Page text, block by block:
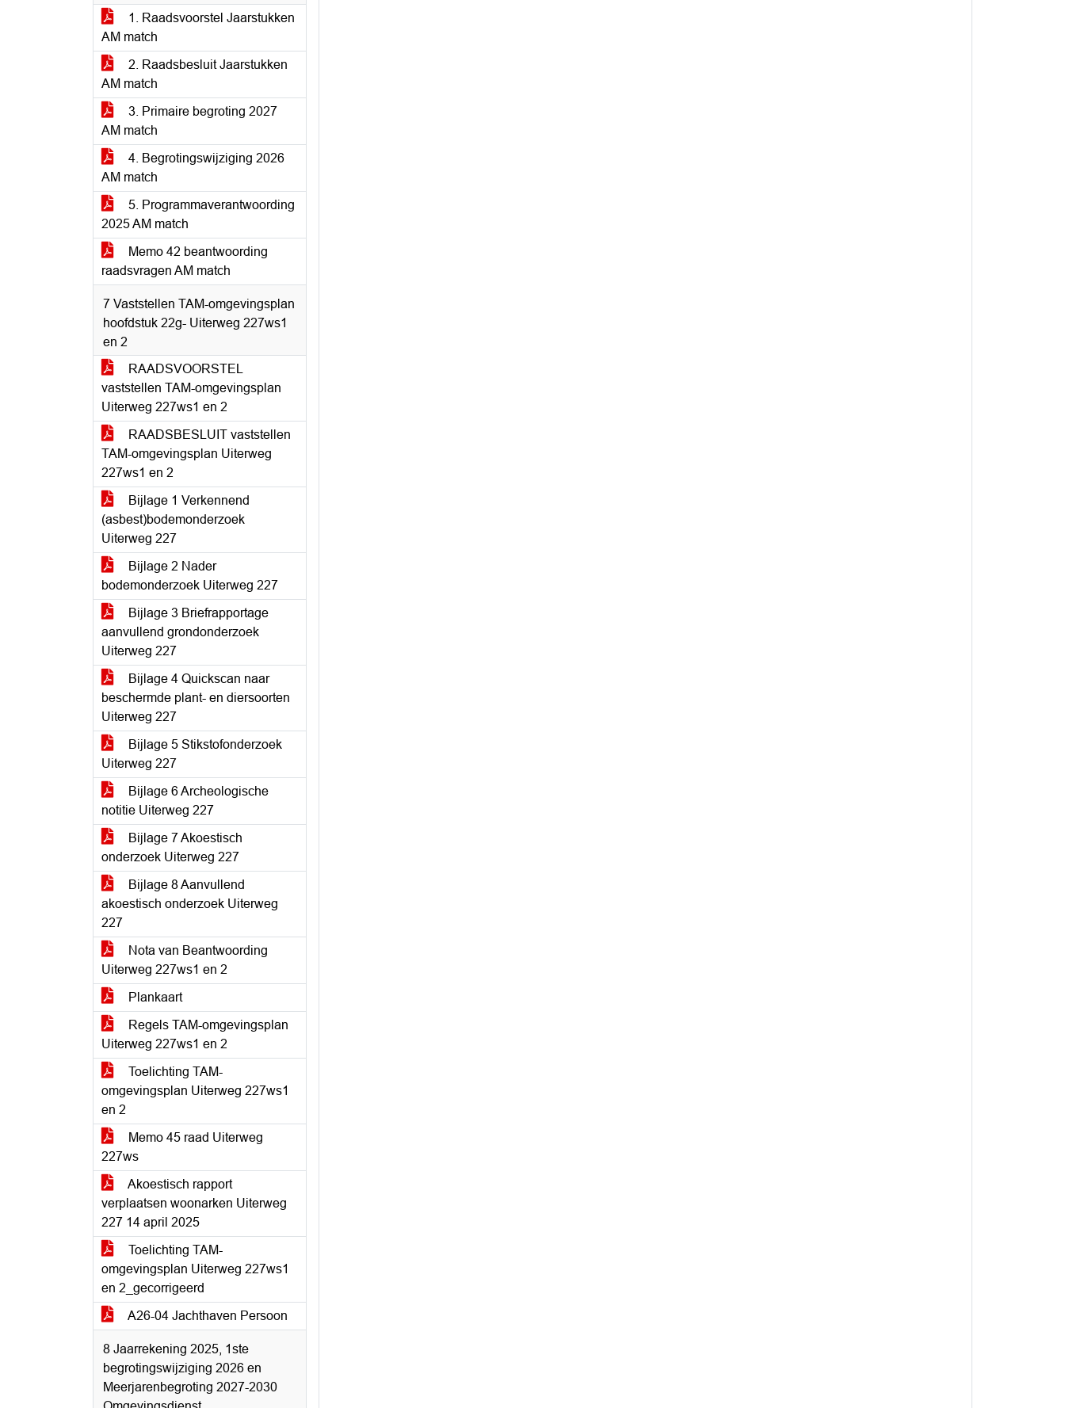
1. Raadsvoorstel Jaarstukken
AM match
2. Raadsbesluit Jaarstukken
AM match
3. Primaire begroting 2027
AM match
4. Begrotingswijziging 2026
AM match
5. Programmaverantwoording
2025 AM match
Memo 42 beantwoording
raadsvragen AM match
7 Vaststellen TAM-omgevingsplan
hoofdstuk 22g- Uiterweg 227ws1
en 2
RAADSVOORSTEL
vaststellen TAM-omgevingsplan
Uiterweg 227ws1 en 2
RAADSBESLUIT vaststellen
TAM-omgevingsplan Uiterweg
227ws1 en 2
Bijlage 1 Verkennend
(asbest)bodemonderzoek
Uiterweg 227
Bijlage 2 Nader
bodemonderzoek Uiterweg 227
Bijlage 3 Briefrapportage
aanvullend grondonderzoek
Uiterweg 227
Bijlage 4 Quickscan naar
beschermde plant- en diersoorten
Uiterweg 227
Bijlage 5 Stikstofonderzoek
Uiterweg 227
Bijlage 6 Archeologische
notitie Uiterweg 227
Bijlage 7 Akoestisch
onderzoek Uiterweg 227
Bijlage 8 Aanvullend
akoestisch onderzoek Uiterweg
227
Nota van Beantwoording
Uiterweg 227ws1 en 2
Plankaart
Regels TAM-omgevingsplan
Uiterweg 227ws1 en 2
Toelichting TAM-
omgevingsplan Uiterweg 227ws1
en 2
Memo 45 raad Uiterweg
227ws
Akoestisch rapport
verplaatsen woonarken Uiterweg
227 14 april 2025
Toelichting TAM-
omgevingsplan Uiterweg 227ws1
en 2_gecorrigeerd
A26-04 Jachthaven Persoon
8 Jaarrekening 2025, 1ste
begrotingswijziging 2026 en
Meerjarenbegroting 2027-2030